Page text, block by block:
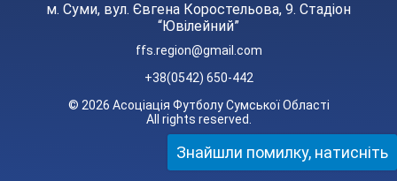
м. Суми, вул. Євгена Коростельова, 9. Стадіон
“Ювілейний”
ffs.region@gmail.com
+38(0542) 650-442
© 2026 Асоціація Футболу Сумської Області
All rights reserved.
Знайшли помилку, натисніть